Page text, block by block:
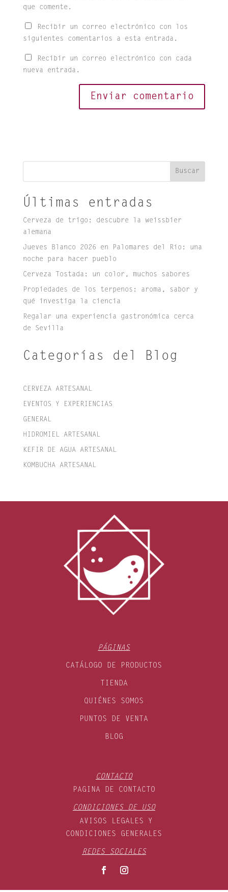
que comente.
Recibir un correo electrónico con los
siguientes comentarios a esta entrada.
Recibir un correo electrónico con cada
nueva entrada.
Buscar
Últimas entradas
Cerveza de trigo: descubre la weissbier
alemana
Jueves Blanco 2026 en Palomares del Río: una
noche para hacer pueblo
Cerveza Tostada: un color, muchos sabores
Propiedades de los terpenos: aroma, sabor y
qué investiga la ciencia
Regalar una experiencia gastronómica cerca
de Sevilla
Categorías del Blog
CERVEZA ARTESANAL
EVENTOS Y EXPERIENCIAS
GENERAL
HIDROMIEL ARTESANAL
KEFIR DE AGUA ARTESANAL
KOMBUCHA ARTESANAL
PÁGINAS
CATÁLOGO DE PRODUCTOS
TIENDA
QUIÉNES SOMOS
PUNTOS DE VENTA
BLOG
CONTACTO
PAGINA DE CONTACTO
CONDICIONES DE USO
AVISOS LEGALES Y
CONDICIONES GENERALES
REDES SOCIALES